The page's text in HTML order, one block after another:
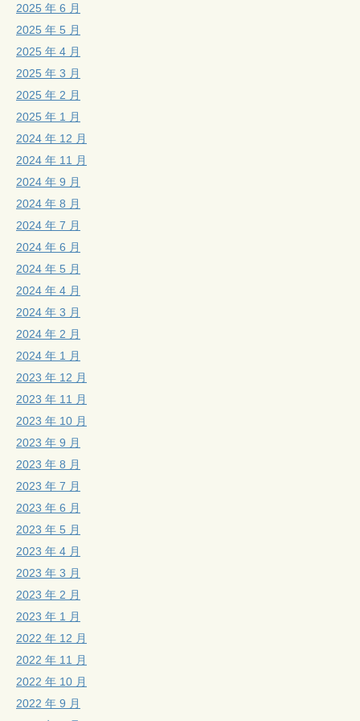
2025 年 6 月
2025 年 5 月
2025 年 4 月
2025 年 3 月
2025 年 2 月
2025 年 1 月
2024 年 12 月
2024 年 11 月
2024 年 9 月
2024 年 8 月
2024 年 7 月
2024 年 6 月
2024 年 5 月
2024 年 4 月
2024 年 3 月
2024 年 2 月
2024 年 1 月
2023 年 12 月
2023 年 11 月
2023 年 10 月
2023 年 9 月
2023 年 8 月
2023 年 7 月
2023 年 6 月
2023 年 5 月
2023 年 4 月
2023 年 3 月
2023 年 2 月
2023 年 1 月
2022 年 12 月
2022 年 11 月
2022 年 10 月
2022 年 9 月